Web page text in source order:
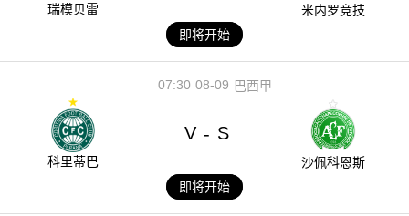
瑞模贝雷
米内罗竞技
即将开始
08-09
07:30 巴西甲
科里蒂巴
V - S
沙佩科恩斯
即将开始